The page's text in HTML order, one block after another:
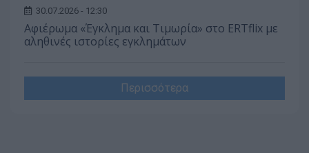
30.07.2026 - 12:30
Αφιέρωμα «Έγκλημα και Τιμωρία» στο ERTflix με
αληθινές ιστορίες εγκλημάτων
Περισσότερα